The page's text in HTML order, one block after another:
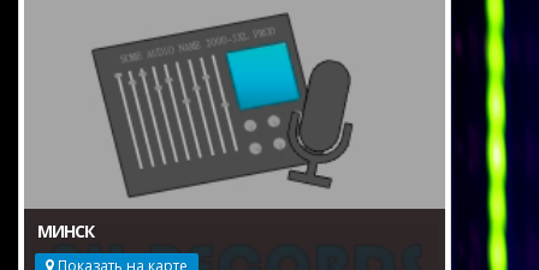
МИНСК
Показать на карте